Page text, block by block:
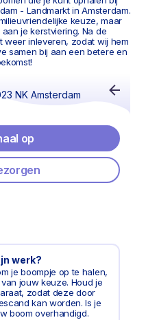
- Landmarkt in Amsterdam.
keuze, maar
je kerstviering. Na de
weer inleveren, zodat wij hem
samen bij aan een betere en
NK Amsterdam
op
werk?
je boompje op te halen,
jouw keuze. Houd je
zodat deze door
kan worden. Is je
boom overhandigd.